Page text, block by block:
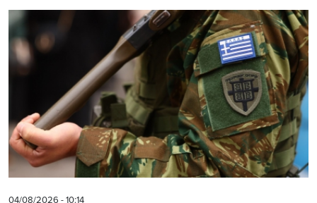
04/08/2026 - 10:14